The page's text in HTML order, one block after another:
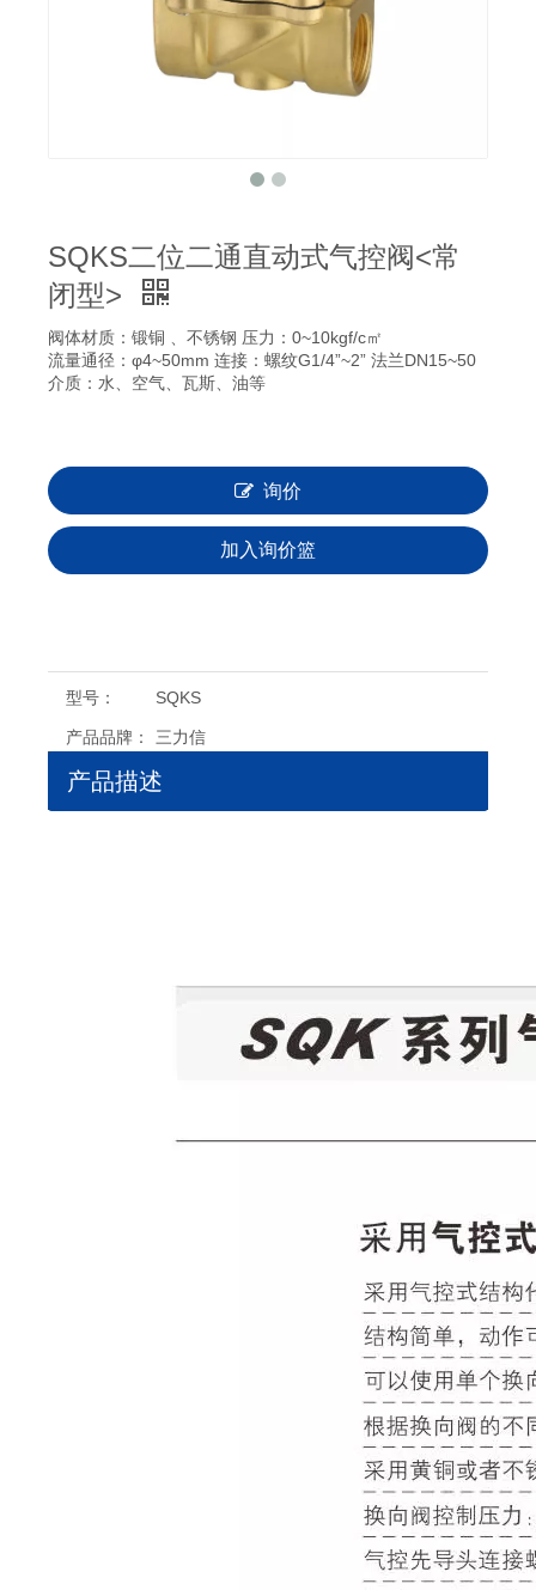
SQKS二位二通直动式气控阀<常
闭型>
阀体材质：锻铜 、不锈钢 压力：0~10kgf/c㎡
流量通径：φ4~50mm 连接：螺纹G1/4”~2” 法兰DN15~50
介质：水、空气、瓦斯、油等
询价
加入询价篮
型号： SQKS
产品品牌： 三力信
产品描述